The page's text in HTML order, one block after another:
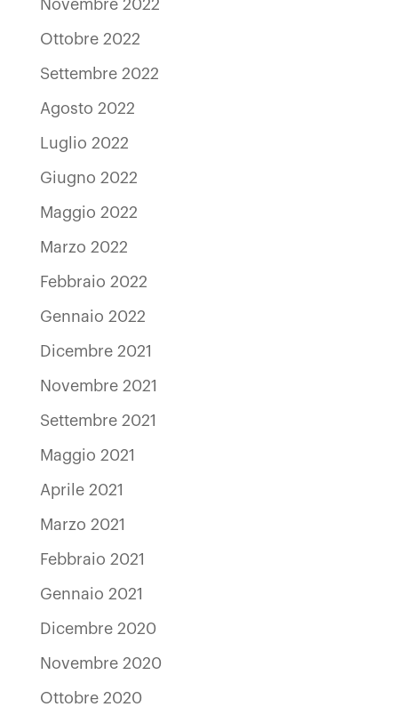
Novembre 2022
Ottobre 2022
Settembre 2022
Agosto 2022
Luglio 2022
Giugno 2022
Maggio 2022
Marzo 2022
Febbraio 2022
Gennaio 2022
Dicembre 2021
Novembre 2021
Settembre 2021
Maggio 2021
Aprile 2021
Marzo 2021
Febbraio 2021
Gennaio 2021
Dicembre 2020
Novembre 2020
Ottobre 2020